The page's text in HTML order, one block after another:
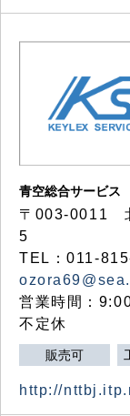
青空総合サービス
〒003-0011
5
TEL：011-
営業時間：
不定休
販売可
http://